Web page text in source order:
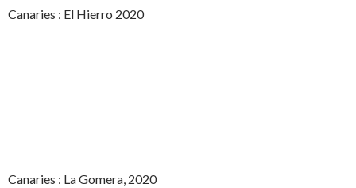
Canaries : El Hierro 2020
Canaries : La Gomera, 2020